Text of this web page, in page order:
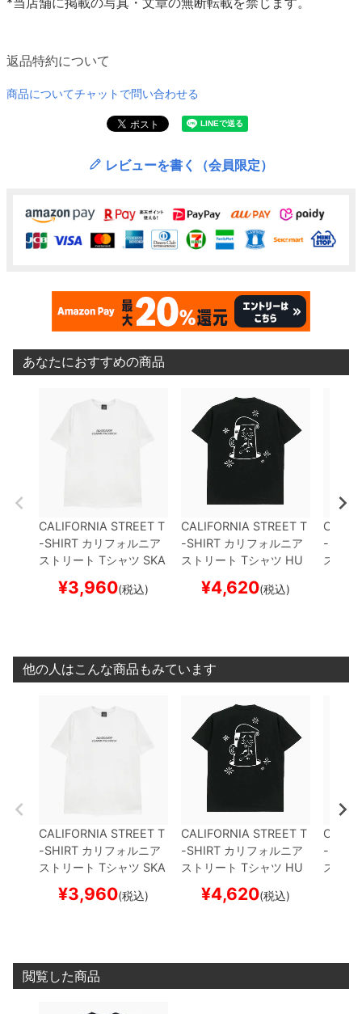
返品特約について
商品についてチャットで問い合わせる
レビューを書く（会員限定）
あなたにおすすめの商品
CALIFORNIA STREET T
-SHIRT カリフォルニア
ストリート Tシャツ SKA
TIONWHITEスケートボ
¥3,960(税込)
CALIFORNIA STREET T
-SHIRT カリフォルニア
ストリート Tシャツ HU
スケートボード スケボ
¥4,620(税込)
-SHIRT
ストリ
他の人はこんな商品もみています
CALIFORNIA STREET T
-SHIRT カリフォルニア
ストリート Tシャツ SKA
TESHOP COMMUNICA
TIONWHITEスケートボ
¥3,960(税込)
CALIFORNIA STREET T
-SHIRT カリフォルニア
ストリート Tシャツ HU
NTING by ESOW
スケートボード スケボ
¥4,620(税込)
-SHIRT
ストリ
閲覧した商品